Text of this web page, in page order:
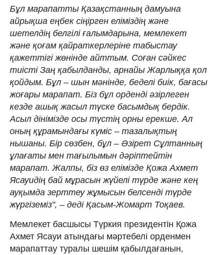
Бұл марапатты Қазақстанның дамуына
айрықша еңбек сіңірген еліміздің және
шетелдің белгілі ғалымдарына, мемлекет
және қоғам қайраткерлеріне табыстау
қажеттігі жөнінде айттым. Соған сәйкес
тиісті Заң қабылданды, арнайы Жарлыққа қол
қойдым. Бұл – шын мәнінде, беделі биік, бағасы
жоғары марапат. Біз бұл орденді әзірлеген
кезде ашық жасыл түске басымдық бердік.
Асыл дінімізде осы түстің орны ерекше. Ал
оның құрамындағы күміс – тазалықтың
нышаны. Бір сөзбен, бұл – Әзірет Сұлтанның
ұлағаты мен тағылымын дәріптейтін
марапат. Жалпы, біз өз елімізде Қожа Ахмет
Ясауидің бай мұрасын жүйелі түрде және кең
ауқымда зерттеу жұмысын белсенді түрде
жүргіземіз", – деді Қасым-Жомарт Тоқаев.
️Мемлекет басшысы Түркия президентін Қожа
Ахмет Ясауи атындағы мәртебелі орденмен
марапаттау туралы шешім қабылдағанын,